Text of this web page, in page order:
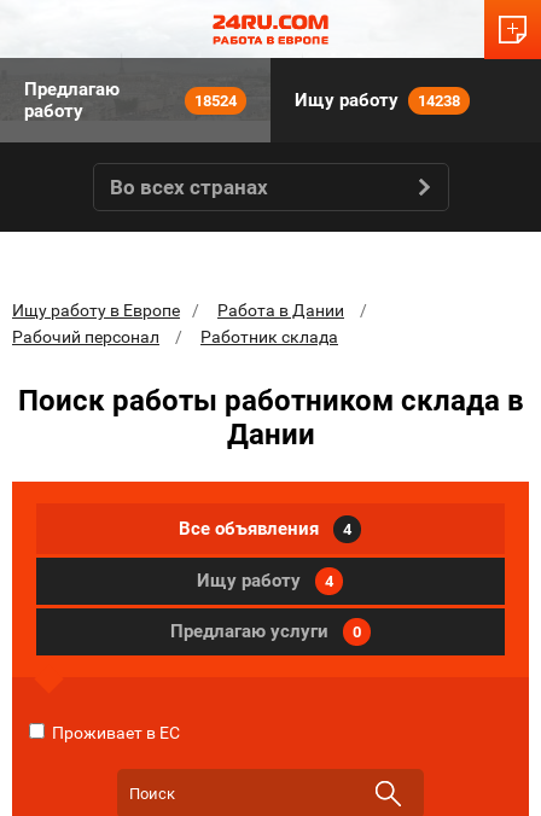
Предлагаю
работу
18524 Ищу работу 14238
Во всех странах
Ищу работу в Европе
Работа в Дании
Рабочий персонал
Работник склада
Поиск работы работником склада в
Дании
Все объявления 4
Ищу работу 4
Предлагаю услуги 0
Проживает в ЕС